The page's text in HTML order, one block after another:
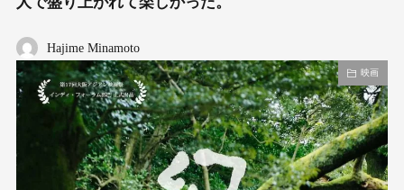
Hajime Minamoto
映画